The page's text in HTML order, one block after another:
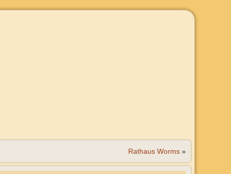
Rathaus Worms »